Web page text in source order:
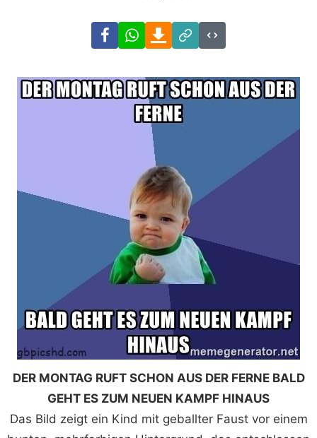
FacebookWhatsAppDownload
Link
Code
DER MONTAG RUFT SCHON AUS DER FERNE BALD
GEHT ES ZUM NEUEN KAMPF HINAUS
Das Bild zeigt ein Kind mit geballter Faust vor einem